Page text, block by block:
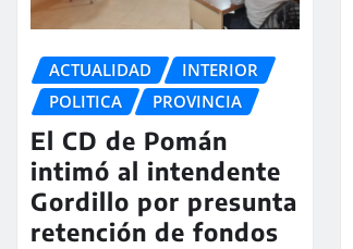
ACTUALIDAD
INTERIOR
POLITICA
PROVINCIA
El CD de Pomán
intimó al intendente
Gordillo por presunta
retención de fondos